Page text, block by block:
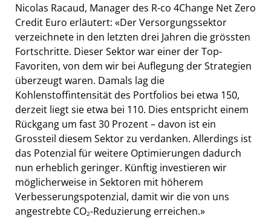
Nicolas Racaud, Manager des R-co 4Change Net Zero
Credit Euro erläutert: «Der Versorgungssektor
verzeichnete in den letzten drei Jahren die grössten
Fortschritte. Dieser Sektor war einer der Top-
Favoriten, von dem wir bei Auflegung der Strategien
überzeugt waren. Damals lag die
Kohlenstoffintensität des Portfolios bei etwa 150,
derzeit liegt sie etwa bei 110. Dies entspricht einem
Rückgang um fast 30 Prozent – davon ist ein
Grossteil diesem Sektor zu verdanken. Allerdings ist
das Potenzial für weitere Optimierungen dadurch
nun erheblich geringer. Künftig investieren wir
möglicherweise in Sektoren mit höherem
Verbesserungspotenzial, damit wir die von uns
angestrebte CO2-Reduzierung erreichen.»